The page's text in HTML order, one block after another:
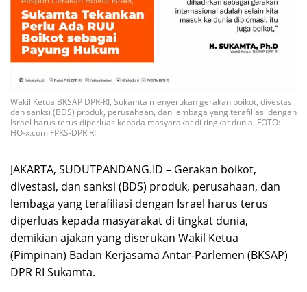
Wakil Ketua BKSAP DPR-RI, Sukamta menyerukan gerakan boikot, divestasi,
dan sanksi (BDS) produk, perusahaan, dan lembaga yang terafiliasi dengan
Israel harus terus diperluas kepada masyarakat di tingkat dunia. FOTO:
HO-x.com FPKS-DPR RI
JAKARTA, SUDUTPANDANG.ID – Gerakan boikot,
divestasi, dan sanksi (BDS) produk, perusahaan, dan
lembaga yang terafiliasi dengan Israel harus terus
diperluas kepada masyarakat di tingkat dunia,
demikian ajakan yang diserukan Wakil Ketua
(Pimpinan) Badan Kerjasama Antar-Parlemen (BKSAP)
DPR RI Sukamta.